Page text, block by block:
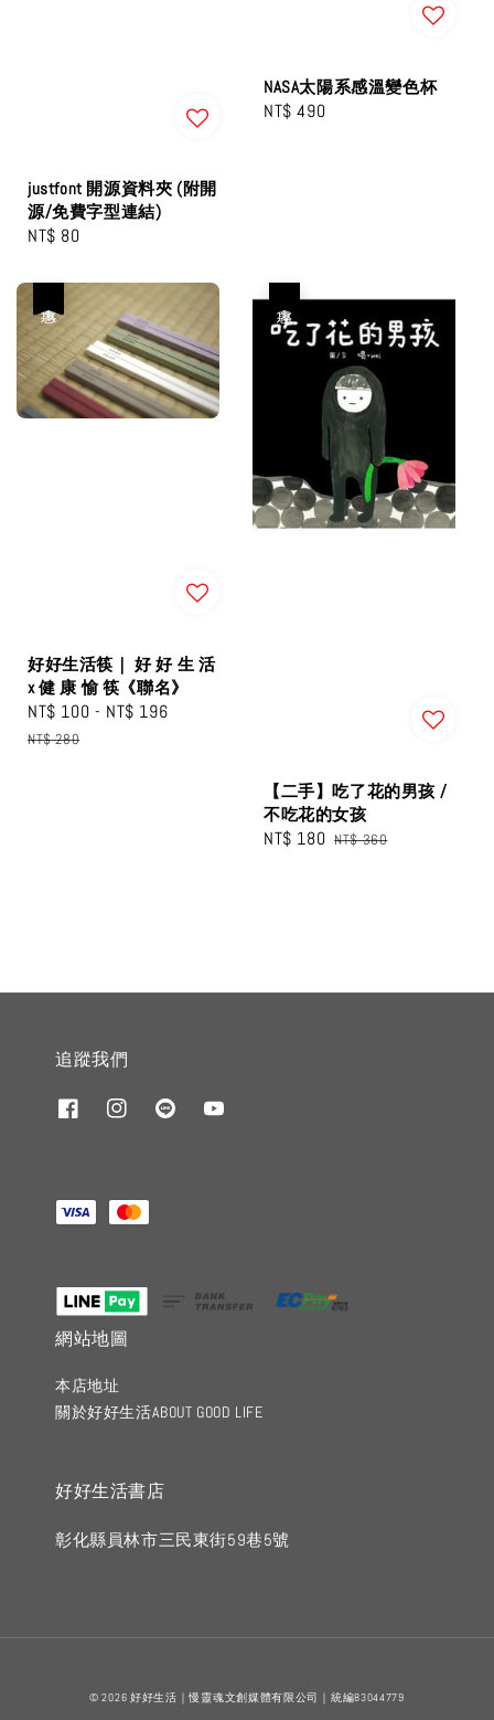
justfont 開源資料夾 (附開
源/免費字型連結)
Regular
NT$ 80
NASA太陽系感溫變色杯
Regular
NT$ 490
好好生活筷｜ 好 好 生 活
x 健 康 愉 筷《聯名》
Sale
price
NT$ 100 - NT$ 196
NT$ 280
【二手】吃了花的男孩 /
不吃花的女孩
Sale
NT$ 180 Regular
NT$ 360
追蹤我們
網站地圖
本店地址
關於好好生活ABOUT GOOD LIFE
好好生活書店
彰化縣員林市三民東街59巷5號
© 2026 好好生活｜慢靈魂文創媒體有限公司｜統編83044779